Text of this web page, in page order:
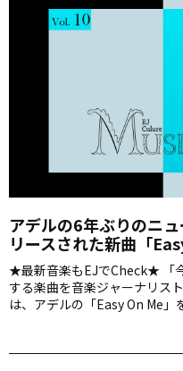
アデルの6年ぶりのニ
リースされた新曲「
★最新音楽もEJでCheck★ 「
する楽曲を音楽ジャーナリス
は、アデルの「Easy On Me」